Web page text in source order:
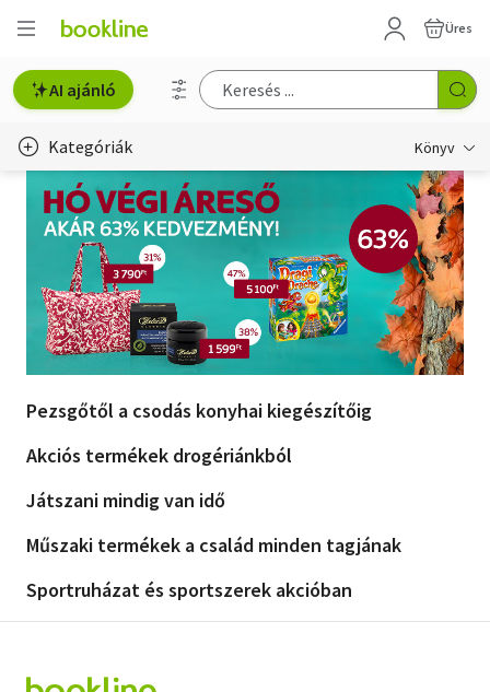
Üres
AI ajánló
Kategóriák Könyv
Életmód, egészség
Erotika
Gyermek- és ifjúsági
Hobbi, szabadidő
Társadalomtudomány
Pezsgőtől a csodás konyhai kiegészítőig
Akciós termékek drogériánkból
Játszani mindig van idő
Műszaki termékek a család minden tagjának
Sportruházat és sportszerek akcióban